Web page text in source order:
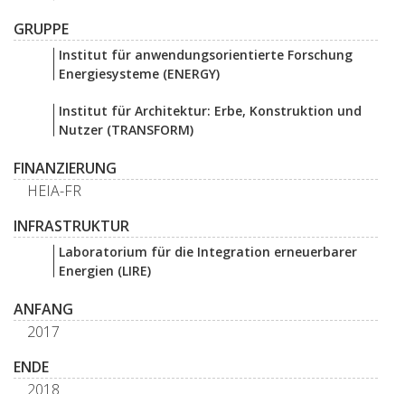
GRUPPE
Institut für anwendungsorientierte Forschung
Energiesysteme (ENERGY)
Institut für Architektur: Erbe, Konstruktion und
Nutzer (TRANSFORM)
FINANZIERUNG
HEIA-FR
INFRASTRUKTUR
Laboratorium für die Integration erneuerbarer
Energien (LIRE)
ANFANG
2017
ENDE
2018